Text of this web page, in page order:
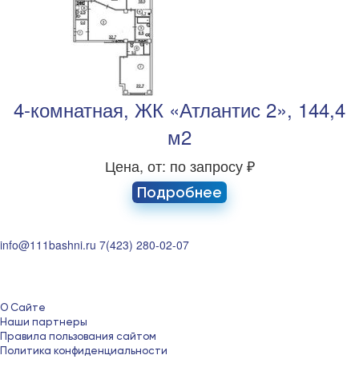
4-комнатная, ЖК «Атлантис 2», 144,4
м2
Цена, от: по запросу ₽
Подробнее
info@111bashni.ru 7(423) 280-02-07
О Сайте
Наши партнеры
Правила пользования сайтом
Политика конфиденциальности